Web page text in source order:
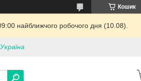
Кошик
найближчого робочого дня (10.08).